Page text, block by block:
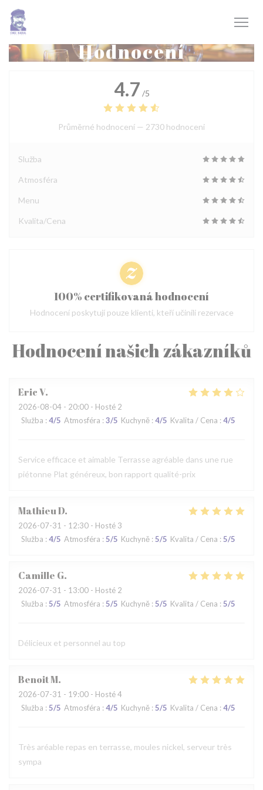
Panel pro správu cookies
Hodnocení
Hodnocení našich zákazníků
EricV
2026-08-04 - 20:00 - Hosté 2
Služba : 4/5 Atmosféra : 3/5 Kuchyně : 4/5 Kvalita / Cena : 4/5
Service efficace et aimable Terrasse agréable dans une rue
piétonne Plat généreux, bon rapport qualité-prix
MathieuD
2026-07-31 - 12:30 - Hosté 3
Služba : 4/5 Atmosféra : 5/5 Kuchyně : 5/5 Kvalita / Cena : 5/5
Camille G
2026-07-31 - 13:00 - Hosté 2
Služba : 5/5 Atmosféra : 5/5 Kuchyně : 5/5 Kvalita / Cena : 5/5
Délicieux et personnel au top
BenoitM
2026-07-31 - 19:00 - Hosté 4
Služba : 5/5 Atmosféra : 4/5 Kuchyně : 5/5 Kvalita / Cena : 4/5
Très aréable repas en terrasse, moules nickel, serveur très
sympa
4.7 /5
Průměrné hodnocení — 2730 hodnoceni
Služba
Atmosféra
Menu
Kvalita/Cena
100% certifikovaná hodnocení
Hodnocení poskytují pouze klienti, kteří učinili rezervace